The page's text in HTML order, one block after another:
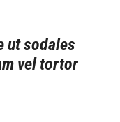
ut sodales
vel tortor